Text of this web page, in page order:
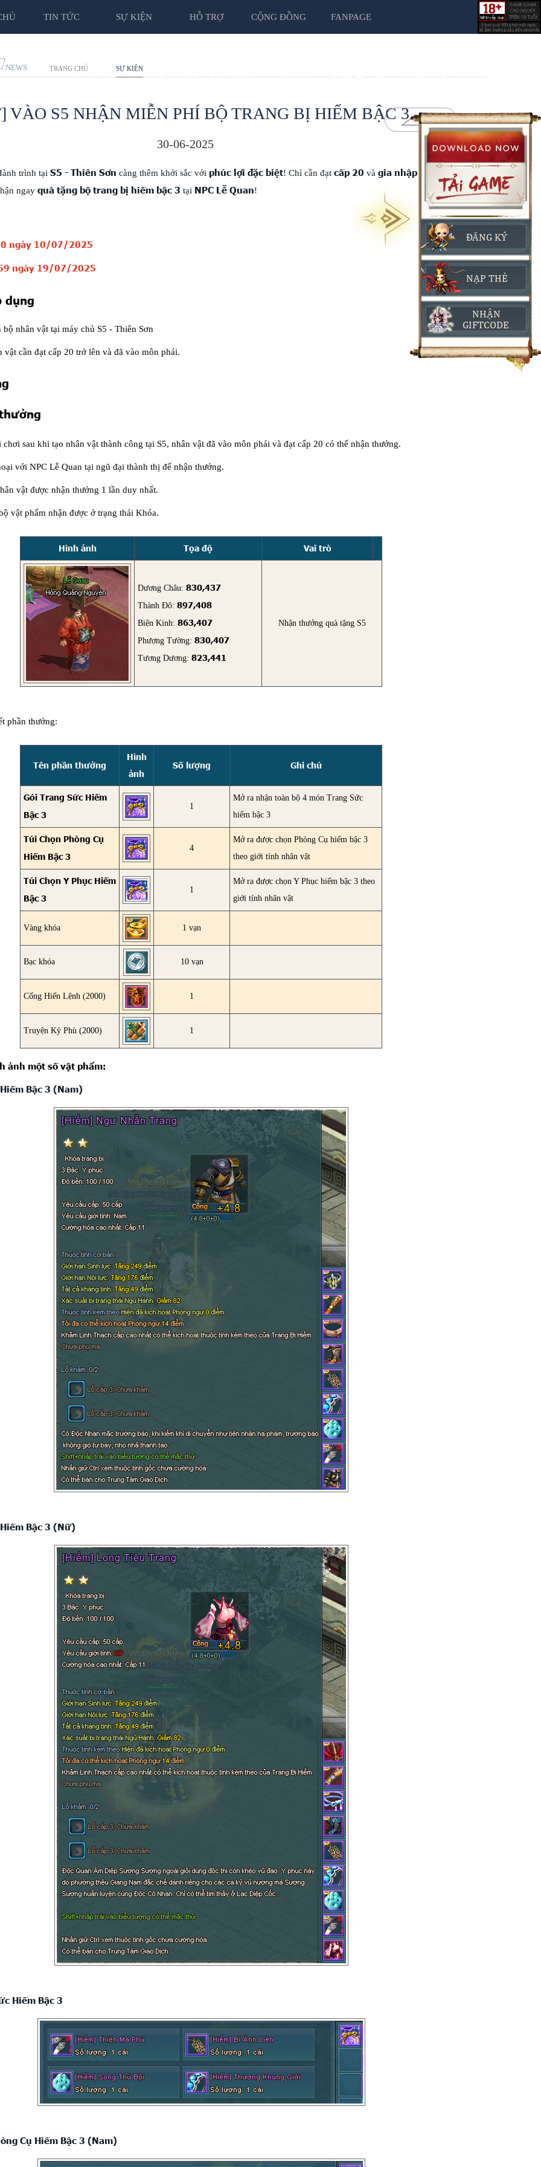
TIN TỨC SỰ KIỆN HỖ TRỢ CỘNG ĐỒNG FANPAGE
NEWS TRANG CHỦ SỰ KIỆN
VÀO S5 NHẬN MIỄN PHÍ BỘ TRANG BỊ HIẾM BẬC 3
30-06-2025
trình tại S5 - Thiên Sơn càng thêm khởi sắc với phúc lợi đặc biệt! Chỉ cần đạt cấp 20 và gia nhập môn
ngay quà tặng bộ trang bị hiếm bậc 3 tại NPC Lễ Quan!
ngày 10/07/2025
ngày 19/07/2025
dụng
bộ nhân vật tại máy chủ S5 - Thiên Sơn
vật cần đạt cấp 20 trở lên và đã vào môn phái.
chơi sau khi tạo nhân vật thành công tại S5, nhân vật đã vào môn phái và đạt cấp 20 có thể nhận thưởng.
với NPC Lễ Quan tại ngũ đại thành thị để nhận thưởng.
vật được nhận thưởng 1 lần duy nhất.
vật phẩm nhận được ở trạng thái Khóa.
Hình ảnh Tọa độ Vai trò
Dương Châu:830,437
Thành Đô:897,408
Biện Kinh:863,407
Phượng Tường:830,407
Tương Dương:823,441
Nhận thưởng quà tặng S5
phần thưởng:
Tên phần thưởng
Hình
ảnh
Số lượng Ghi chú
Gói Trang Sức Hiếm
Bậc 3
1
Mở ra nhận toàn bộ 4 món Trang Sức
hiếm bậc 3
Túi Chọn Phòng Cụ
Hiếm Bậc 3
4
Mở ra được chọn Phòng Cụ hiếm bậc 3
theo giới tính nhân vật
Túi Chọn Y Phục Hiếm
Bậc 3
1
Mở ra được chọn Y Phục hiếm bậc 3 theo
giới tính nhân vật
Vàng khóa 1 vạn
Bạc khóa 10 vạn
Cống Hiến Lệnh (2000) 1
Truyện Ký Phù (2000) 1
ảnh một số vật phẩm:
Bậc 3 (Nam)
Bậc 3 (Nữ)
Hiếm Bậc 3
Cụ Hiếm Bậc 3 (Nam)
ĐĂNG KÝ
NẠP THẺ
NHẬN
GIFTCODE